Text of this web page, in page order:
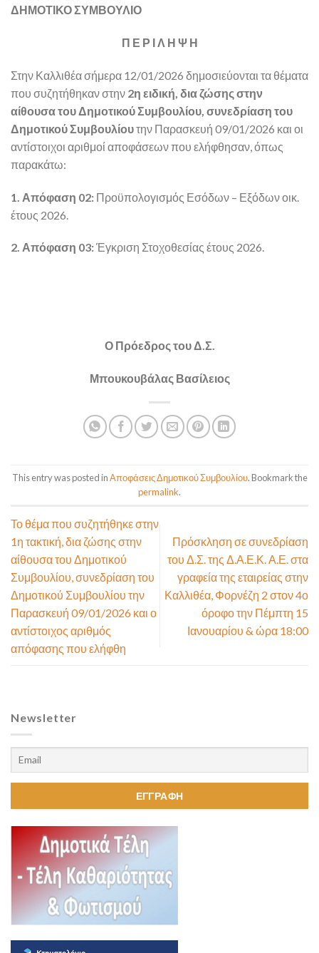
ΔΗΜΟΤΙΚΟ ΣΥΜΒΟΥΛΙΟ
Π Ε Ρ Ι Λ Η Ψ Η
Στην Καλλιθέα σήμερα 12/01/2026 δημοσιεύονται τα θέματα
που συζητήθηκαν στην 2η ειδική, δια ζώσης στην
αίθουσα του Δημοτικού Συμβουλίου, συνεδρίαση του
Δημοτικού Συμβουλίουτην Παρασκευή 09/01/2026 και οι
αντίστοιχοι αριθμοί αποφάσεων που ελήφθησαν, όπως
παρακάτω:
1. Απόφαση 02: Προϋπολογισμός Εσόδων – Εξόδων οικ.
έτους 2026.
2. Απόφαση 03:Έγκριση Στοχοθεσίας έτους 2026.
Ο Πρόεδρος του Δ.Σ.
Μπουκουβάλας Βασίλειος
This entry was posted inΑποφάσεις Δημοτικού Συμβουλίου. Bookmark the
permalink.
Το θέμα που συζητήθηκε στην
1η τακτική, δια ζώσης στην
αίθουσα του Δημοτικού
Συμβουλίου, συνεδρίαση του
Δημοτικού Συμβουλίου την
Παρασκευή 09/01/2026 και ο
αντίστοιχος αριθμός
απόφασης που ελήφθη
Πρόσκληση σε συνεδρίαση
του Δ.Σ. της Δ.Α.Ε.Κ. Α.Ε. στα
γραφεία της εταιρείας στην
Καλλιθέα, Φορνέζη 2 στον 4ο
όροφο την Πέμπτη 15
Ιανουαρίου & ώρα 18:00
Newsletter